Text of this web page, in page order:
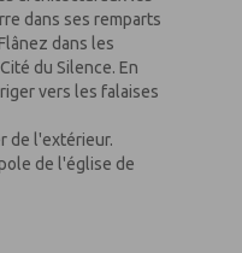
dans ses remparts
dans les
du Silence. En
vers les falaises
de l'extérieur.
de l'église de